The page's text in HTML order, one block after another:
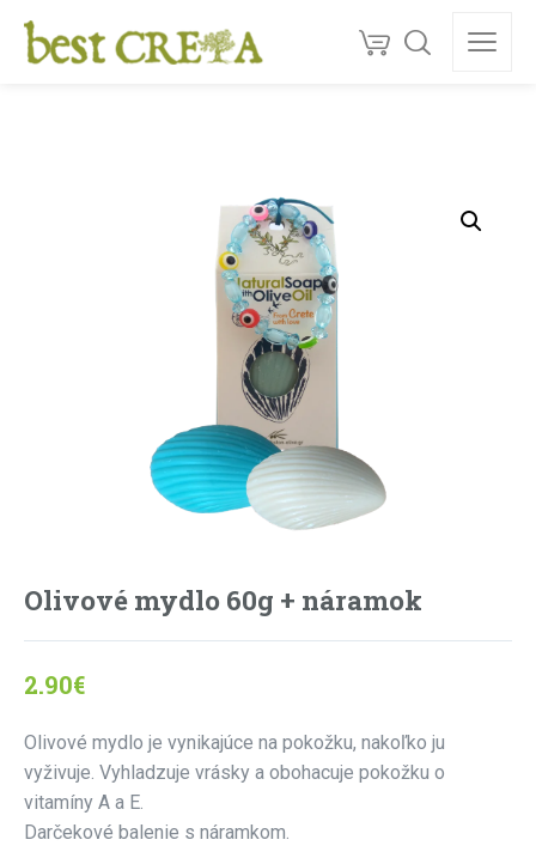
Olivové mydlo 60g + náramok
2.90€
Olivové mydlo je vynikajúce na pokožku, nakoľko ju
vyživuje. Vyhladzuje vrásky a obohacuje pokožku o
vitamíny A a E.
Darčekové balenie s náramkom.